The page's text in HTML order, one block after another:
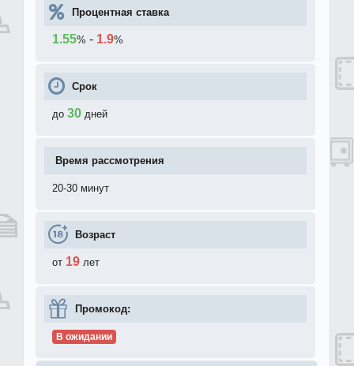
Процентная ставка
1.55% - 1.9%
Срок
до 30 дней
Время рассмотрения
20-30 минут
Возраст
от 19 лет
Промокод:
В ожидании